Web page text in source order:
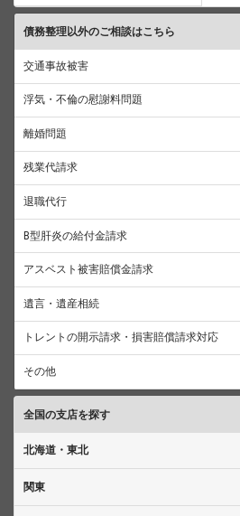
債務整理以外のご相談はこちら
交通事故被害
浮気・不倫の慰謝料問題
離婚問題
残業代請求
退職代行
B型肝炎の給付金請求
アスベスト被害賠償金請求
遺言・遺産相続
トレントの開示請求・損害賠償請求対応
その他
全国の支店を探す
北海道・東北
関東